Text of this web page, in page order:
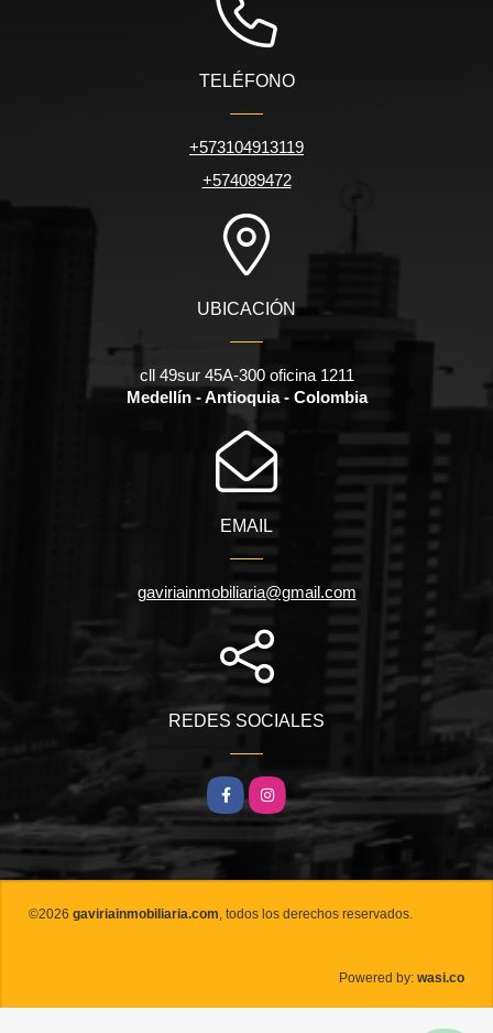
TELÉFONO
+573104913119
+574089472
UBICACIÓN
cll 49sur 45A-300 oficina 1211
Medellín - Antioquia - Colombia
EMAIL
gaviriainmobiliaria@gmail.com
REDES SOCIALES
FacebookInstagram
©2026 gaviriainmobiliaria.com, todos los derechos reservados.
Powered by: wasi.co